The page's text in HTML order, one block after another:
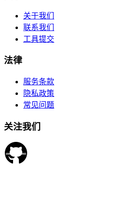
关于我们
联系我们
工具提交
法律
服务条款
隐私政策
常见问题
关注我们